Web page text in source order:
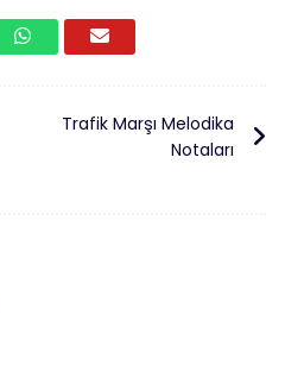
Trafik Marşı Melodika
Notaları